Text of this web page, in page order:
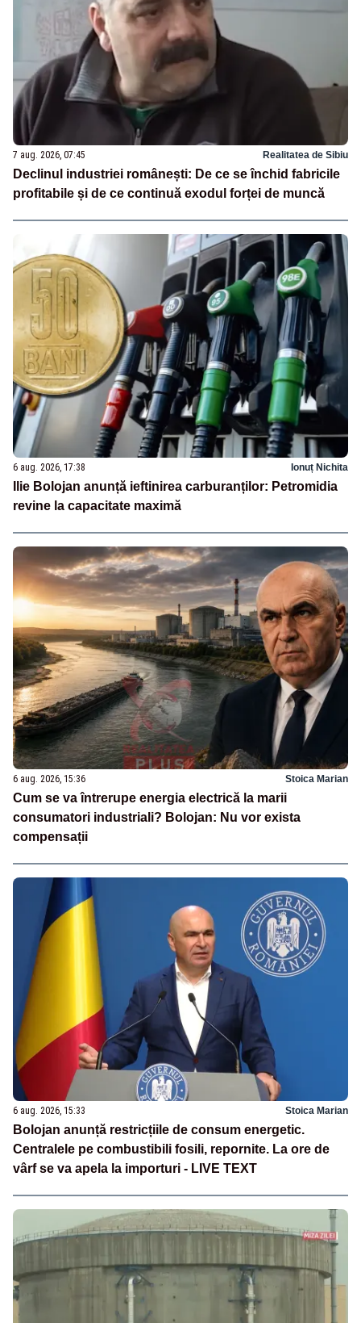
7 aug. 2026, 07:45 Realitatea de Sibiu
Declinul industriei românești: De ce se închid fabricile
profitabile și de ce continuă exodul forței de muncă
6 aug. 2026, 17:38 Ionuț Nichita
Ilie Bolojan anunță ieftinirea carburanților: Petromidia
revine la capacitate maximă
6 aug. 2026, 15:36 Stoica Marian
Cum se va întrerupe energia electrică la marii
consumatori industriali? Bolojan: Nu vor exista
compensații
6 aug. 2026, 15:33 Stoica Marian
Bolojan anunță restricțiile de consum energetic.
Centralele pe combustibili fosili, repornite. La ore de
vârf se va apela la importuri - LIVE TEXT